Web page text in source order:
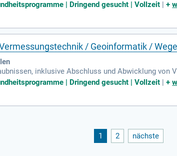
und Ersatzmaßnahmen mit
| Dringend gesucht | Vollzeit |+
/ Geoinformatik /
inklusive Abschluss und Abwicklung von
und Ersatzmaßnahmen mit
| Dringend gesucht | Vollzeit |+
1 2 nächste